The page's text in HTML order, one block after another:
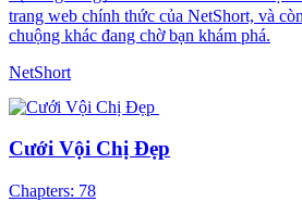
trang web chính thức của NetShort, và
chuộng khác đang chờ bạn khám phá.
NetShort
Cưới Vội Chị Đẹp
Chapters: 78